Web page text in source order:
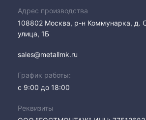
Адрес производства
108802​ Москва, р-н Коммунарка, д.
улица, 1Б
sales@metallmk.ru
График работы:
с 9:00 до 18:00
Реквизиты